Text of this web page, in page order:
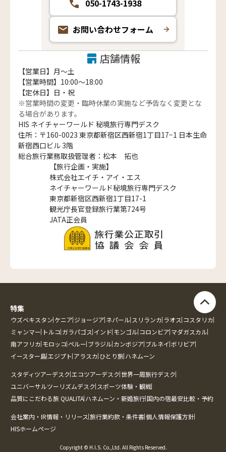
050-1743-1938
お問い合わせフォーム
店舗情報
【営業日】月〜土
【営業時間】10:00～18:00
【定休日】日・祝
※営業時間の変更・臨時休業の実施など予告なく変更とな
る場合があります。
HIS ネイチャーワールド 秘境旅行専門デスク
住所：〒160-0023 東京都新宿区西新宿1丁目17−1 日本生命
新宿西口ビル 3階
総合旅行業務取扱管理者：松本 拓也
【旅行企画・実施】
株式会社エイチ・アイ・エス
ネイチャーワールド秘境旅行専門デスク
東京都新宿区西新宿1丁目17-1
観光庁長官登録旅行業第724号
JATA正会員
特集
ウズベキスタン ケニア ジョージア ネパール スリランカ ラオス コスタリカ
ミャンマー トルコ ガラパゴス インド モンゴル コロンビア マダガスカル
南アフリカ モロッコ ペルー ブラジル カンボジア ブルネイ ボリビア
イースター島エジプト アラスカ ひとり旅 ハネムーン
スタディツアーデスク エコツアーデスク 世界一周旅行デスク
ユニバーサルツーリズムデスク スポーツ体験・観戦
品質にこだわる旅 QUALITA ハネムーン・新婚旅行 国内の宿最安比較・予約
会社案内・IR情報・リリース 旅行業約款・条件書個人情報保護方針
HISホームページ
Copyright © H.I.S. Co.,Ltd. All Rights Reserved.